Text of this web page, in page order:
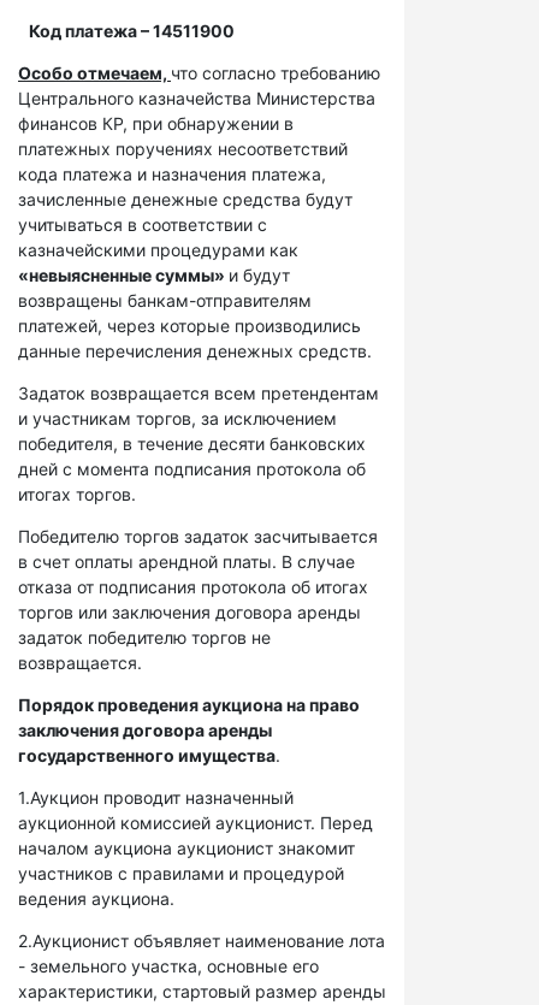
Код платежа – 14511900
Особо отмечаем, что согласно требованию
Центрального казначейства Министерства
финансов КР, при обнаружении в
платежных поручениях несоответствий
кода платежа и назначения платежа,
зачисленные денежные средства будут
учитываться в соответствии с
казначейскими процедурами как
«невыясненные суммы» и будут
возвращены банкам-отправителям
платежей, через которые производились
данные перечисления денежных средств.
Задаток возвращается всем претендентам
и участникам торгов, за исключением
победителя, в течение десяти банковских
дней с момента подписания протокола об
итогах торгов.
Победителю торгов задаток засчитывается
в счет оплаты арендной платы. В случае
отказа от подписания протокола об итогах
торгов или заключения договора аренды
задаток победителю торгов не
возвращается.
Порядок проведения аукциона на право
заключения договора аренды
государственного имущества.
1.Аукцион проводит назначенный
аукционной комиссией аукционист. Перед
началом аукциона аукционист знакомит
участников с правилами и процедурой
ведения аукциона.
2.Аукционист объявляет наименование лота
- земельного участка, основные его
характеристики, стартовый размер аренды